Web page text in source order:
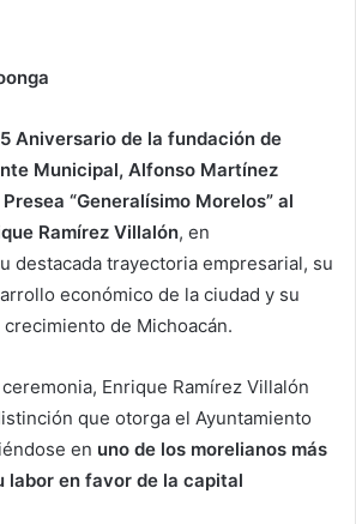
Aniversario de la fundación de
Municipal, Alfonso Martínez
“Generalísimo Morelos” al
Ramírez Villalón, en
destacada trayectoria empresarial, su
económico de la ciudad y su
de Michoacán.
Enrique Ramírez Villalón
que otorga el Ayuntamiento
en uno de los morelianos más
labor en favor de la capital